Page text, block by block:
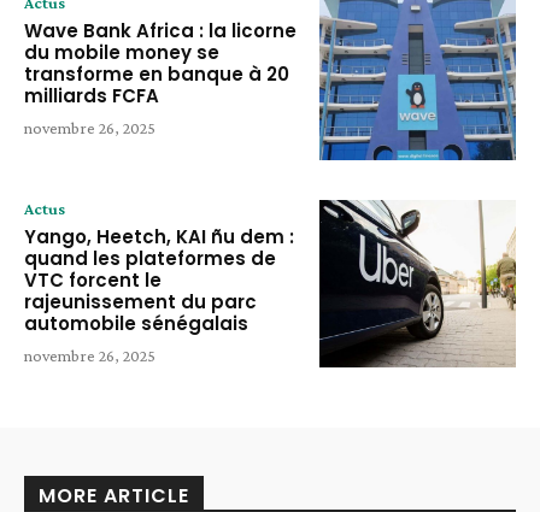
Wave Bank Africa : la licorne
du mobile money se
transforme en banque à 20
milliards FCFA
novembre 26, 2025
Actus
Yango, Heetch, KAI ñu dem :
quand les plateformes de
VTC forcent le
rajeunissement du parc
automobile sénégalais
novembre 26, 2025
MORE ARTICLE